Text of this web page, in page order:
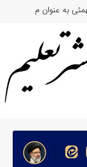
به عنوان مسئول جدید